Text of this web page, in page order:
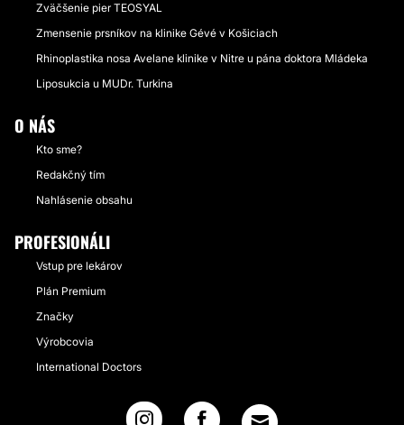
Zväčšenie pier TEOSYAL
Zmensenie prsníkov na klinike Gévé v Košiciach
Rhinoplastika nosa Avelane klinike v Nitre u pána doktora Mládeka
Liposukcia u MUDr. Turkina
O NÁS
Kto sme?
Redakčný tím
Nahlásenie obsahu
PROFESIONÁLI
Vstup pre lekárov
Plán Premium
Značky
Výrobcovia
International Doctors